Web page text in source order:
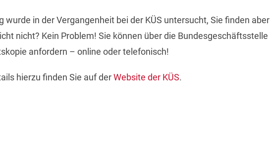
wurde in der Vergangenheit bei der KÜS untersucht, Sie finden aber
nicht? Kein Problem! Sie können über die Bundesgeschäftsstelle
anfordern – online oder telefonisch!
hierzu finden Sie auf derWebsite der KÜS.